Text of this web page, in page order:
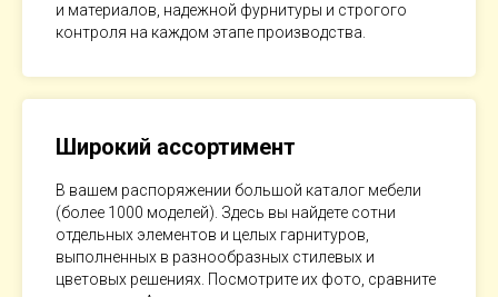
и материалов, надежной фурнитуры и строгого
контроля на каждом этапе производства.
Широкий ассортимент
В вашем распоряжении большой каталог мебели
(более 1000 моделей). Здесь вы найдете сотни
отдельных элементов и целых гарнитуров,
выполненных в разнообразных стилевых и
цветовых решениях. Посмотрите их фото, сравните